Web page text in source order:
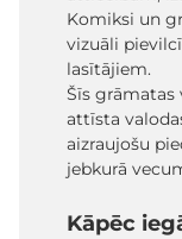
Komiksi un
vizuāli
lasītājiem.
Šīs grāmatas
attīsta
aizraujošu
jebkurā
Kāpēc